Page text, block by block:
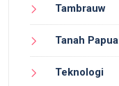
Tambrauw
Tanah Papua
Teknologi